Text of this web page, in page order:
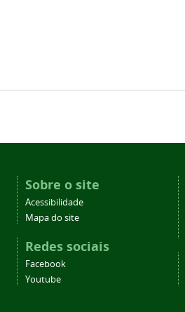
Sobre o site
Acessibilidade
Mapa do site
Redes sociais
Facebook
Youtube